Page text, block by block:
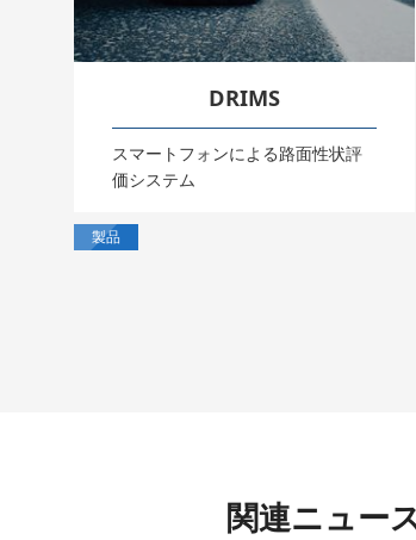
DRIMS
スマートフォンによる路面性状評
価システム
製品
関連ニュー